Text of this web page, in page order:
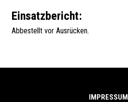
Einsatzbericht:
Abbestellt vor Ausrücken.
IMPRESSUM